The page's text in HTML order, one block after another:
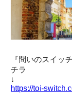
『問いのスイッ
チラ
↓
https://toi-